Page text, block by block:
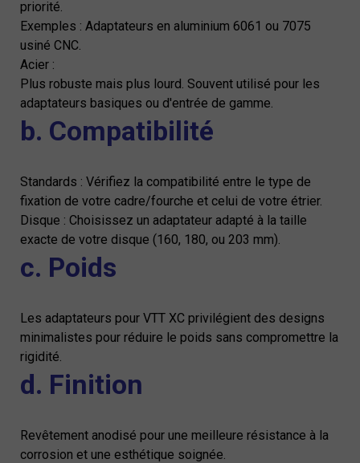
priorité.
Exemples : Adaptateurs en aluminium 6061 ou 7075
usiné CNC.
Acier :
Plus robuste mais plus lourd. Souvent utilisé pour les
adaptateurs basiques ou d'entrée de gamme.
b. Compatibilité
Standards : Vérifiez la compatibilité entre le type de
fixation de votre cadre/fourche et celui de votre étrier.
Disque : Choisissez un adaptateur adapté à la taille
exacte de votre disque (160, 180, ou 203 mm).
c. Poids
Les adaptateurs pour VTT XC privilégient des designs
minimalistes pour réduire le poids sans compromettre la
rigidité.
d. Finition
Revêtement anodisé pour une meilleure résistance à la
corrosion et une esthétique soignée.